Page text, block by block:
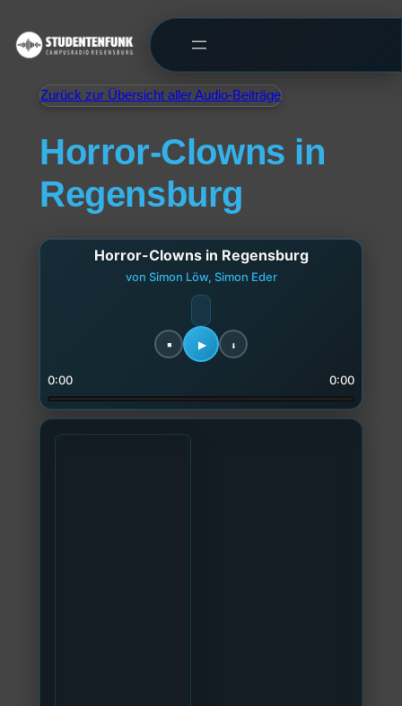
Zurück zur Übersicht aller Audio-Beiträge
Horror-Clowns in
Regensburg
Horror-Clowns in Regensburg
von Simon Löw, Simon Eder
0:00 0:00